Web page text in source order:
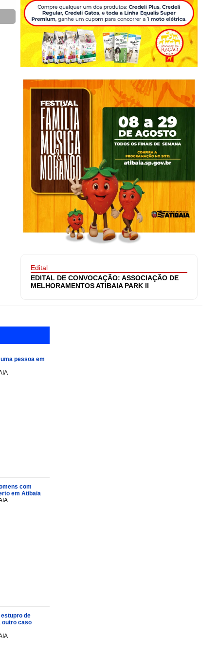
Edital
EDITAL DE CONVOCAÇÃO: ASSOCIAÇÃO DE
MELHORAMENTOS ATIBAIA PARK II
pessoa em
com
em Atibaia
de
outro caso